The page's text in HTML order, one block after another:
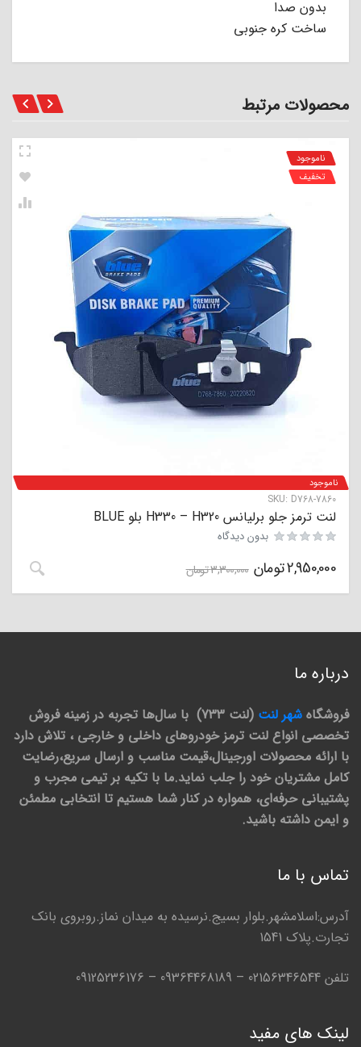
بدون صدا
ساخت کره جنوبی
محصولات مرتبط
ناموجود
SKU: D768-7860
ناموجود
تخفیف
لنت ترمز جلو برلیانس H330 – H320 بلو BLUE
بدون دیدگاه
2,950,000تومان 3,300,000تومان
درباره ما
فروشگاه شهر لنت
(لنت 733) با سال‌ها تجربه در زمینه فروش
تخصصی انواع لنت ترمز خودروهای داخلی و خارجی ، تلاش دارد
با ارائه محصولات اورجینال،قیمت مناسب و ارسال سریع،رضایت
کامل مشتریان خود را جلب نماید.ما با تکیه بر تیمی مجرب و
پشتیبانی حرفه‌ای، همواره در کنار شما هستیم تا انتخابی مطمئن
و ایمن داشته باشید.
تماس با ما
آدرس:اسلامشهر.بلوار بسیج.نرسیده به میدان نماز.روبروی بانک
تجارت.پلاک 1541
تلفن 02156346544 – 09364468189 – 09125236176
لینک های مفید